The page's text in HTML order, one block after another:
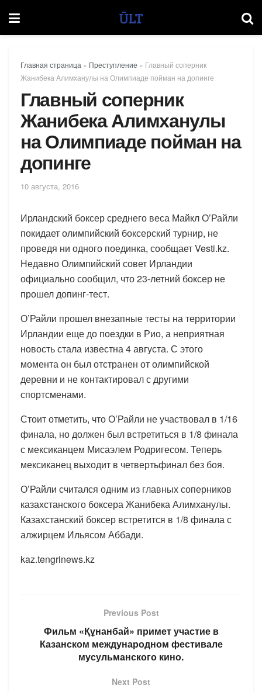
Главная страница » Преступление » Главный соперник
Жанибека Алимханулы на Олимпиаде пойман на допинге
Главный соперник
Жанибека Алимханулы
на Олимпиаде пойман на
допинге
10 августа, 2016
Ирландский боксер среднего веса Майкл О’Райли
покидает олимпийский боксерский турнир, не
проведя ни одного поединка, сообщает Vesti.kz.
Недавно Олимпийский совет Ирландии
официально сообщил, что 23-летний боксер не
прошел допинг-тест.
О’Райли прошел внезапные тесты на территории
Ирландии еще до поездки в Рио, а неприятная
новость стала известна 4 августа. С этого
момента он был отстранен от олимпийской
деревни и не контактировал с другими
спортсменами.
Стоит отметить, что О’Райли не участвовал в 1/16
финала, но должен был встретиться в 1/8 финала
с мексиканцем Мисаэлем Родригесом. Теперь
мексиканец выходит в четвертьфинал без боя.
О’Райли считался одним из главных соперников
казахстанского боксера Жанибека Алимханулы.
Казахстанский боксер встретится в 1/8 финала с
алжирцем Ильясом Аббади.
kaz.tengrinews.kz
Previous Post
Фильм «Құнанбай» примет участие в
Казанском международном фестивале
мусульманского кино.
Next Post